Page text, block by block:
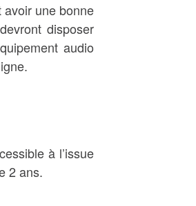
une bonne
disposer
audio
à l’issue
2 ans.